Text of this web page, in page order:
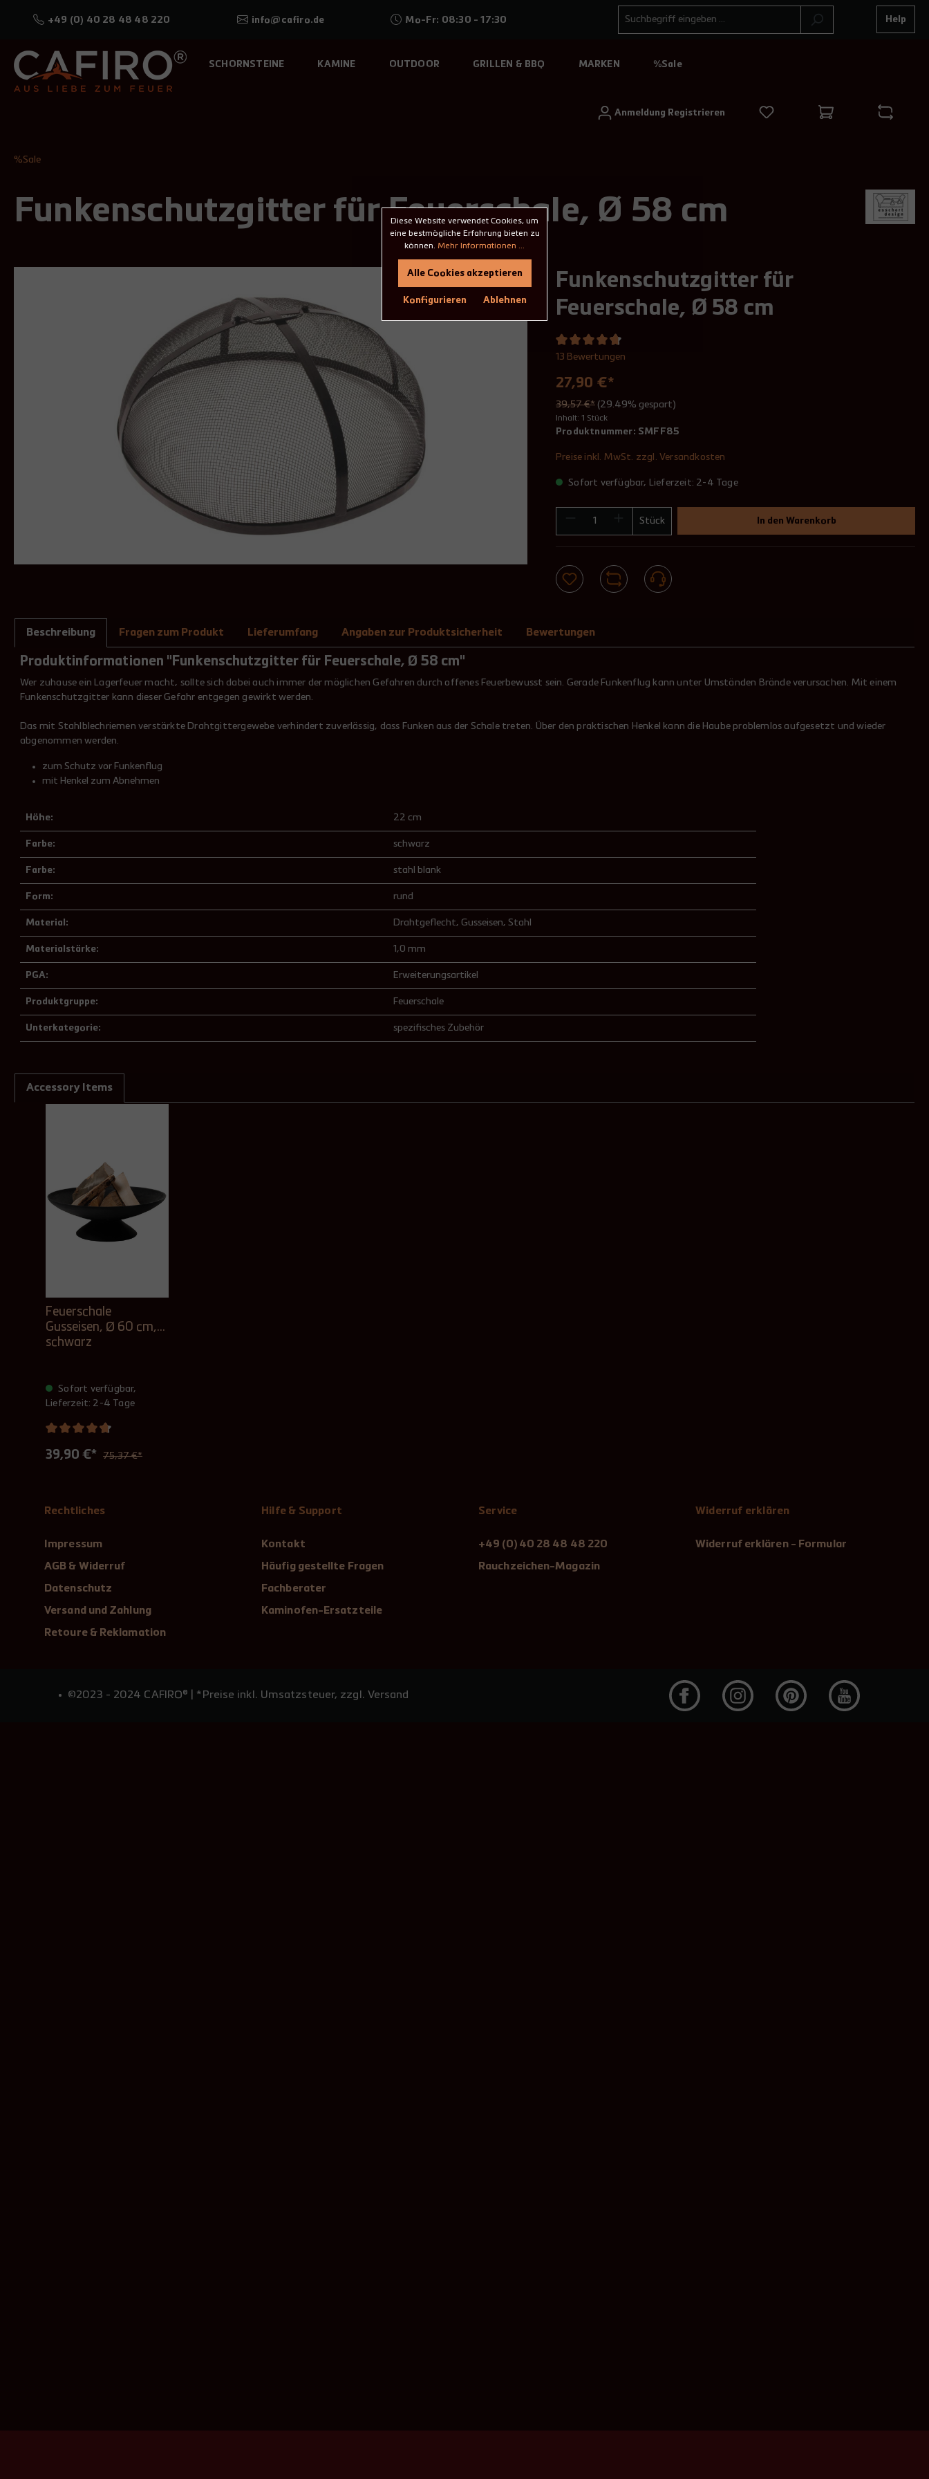
+49 (0) 40 28 48 48 220 info@cafiro.de Mo-Fr: 08:30 - 17:30 Help
SCHORNSTEINE KAMINE OUTDOOR GRILLEN & BBQ MARKEN %Sale
Anmeldung Registrieren
%Sale
Funkenschutzgitter für Feuerschale, Ø 58 cm
Funkenschutzgitter für
Feuerschale, Ø 58 cm
13 Bewertungen
27,90 €*
39,57 €* (29.49% gespart)
Inhalt: 1 Stück
Produktnummer: SMFF85
Preise inkl. MwSt. zzgl. Versandkosten
Sofort verfügbar, Lieferzeit: 2-4 Tage
Stück In den Warenkorb
Beschreibung Fragen zum Produkt Lieferumfang Angaben zur Produktsicherheit Bewertungen
Produktinformationen "Funkenschutzgitter für Feuerschale, Ø 58 cm"
Wer zuhause ein Lagerfeuer macht, sollte sich dabei auch immer der möglichen Gefahren durch offenes Feuerbewusst sein. Gerade Funkenflug kann unter Umständen Brände verursachen. Mit einem
Funkenschutzgitter kann dieser Gefahr entgegen gewirkt werden.
Das mit Stahlblechriemen verstärkte Drahtgittergewebe verhindert zuverlässig, dass Funken aus der Schale treten. Über den praktischen Henkel kann die Haube problemlos aufgesetzt und wieder
abgenommen werden.
zum Schutz vor Funkenflug
mit Henkel zum Abnehmen
Höhe: 22 cm
Farbe: schwarz
Farbe: stahl blank
Form: rund
Material: Drahtgeflecht, Gusseisen, Stahl
Materialstärke: 1,0 mm
PGA: Erweiterungsartikel
Produktgruppe: Feuerschale
Unterkategorie: spezifisches Zubehör
Accessory Items
Feuerschale
Gusseisen, Ø 60 cm,
schwarz
Sofort verfügbar,
Lieferzeit: 2-4 Tage
39,90 €* 75,37 €*
Rechtliches
Impressum
AGB & Widerruf
Datenschutz
Versand und Zahlung
Retoure & Reklamation
Hilfe & Support
Kontakt
Häufig gestellte Fragen
Fachberater
Kaminofen-Ersatzteile
Service
+49 (0) 40 28 48 48 220
Rauchzeichen-Magazin
Widerruf erklären
Widerruf erklären - Formular
©2023 - 2024 CAFIRO® | *Preise inkl. Umsatzsteuer, zzgl. Versand
Diese Website verwendet Cookies, um
eine bestmögliche Erfahrung bieten zu
können. Mehr Informationen ...
Ablehnen
Konfigurieren
Alle Cookies akzeptieren